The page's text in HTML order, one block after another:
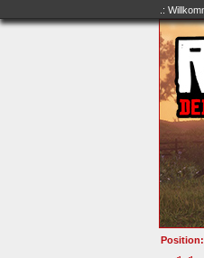
.:
Position: